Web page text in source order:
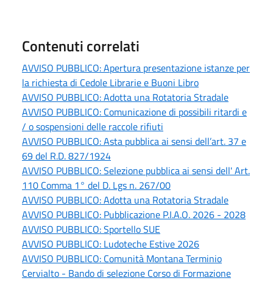
Contenuti correlati
AVVISO PUBBLICO: Apertura presentazione istanze per
la richiesta di Cedole Librarie e Buoni Libro
AVVISO PUBBLICO: Adotta una Rotatoria Stradale
AVVISO PUBBLICO: Comunicazione di possibili ritardi e
/ o sospensioni delle raccole rifiuti
AVVISO PUBBLICO: Asta pubblica ai sensi dell’art. 37 e
69 del R.D. 827/1924
AVVISO PUBBLICO: Selezione pubblica ai sensi dell' Art.
110 Comma 1° del D. Lgs n. 267/00
AVVISO PUBBLICO: Adotta una Rotatoria Stradale
AVVISO PUBBLICO: Pubblicazione P.I.A.O. 2026 - 2028
AVVISO PUBBLICO: Sportello SUE
AVVISO PUBBLICO: Ludoteche Estive 2026
AVVISO PUBBLICO: Comunità Montana Terminio
Cervialto - Bando di selezione Corso di Formazione